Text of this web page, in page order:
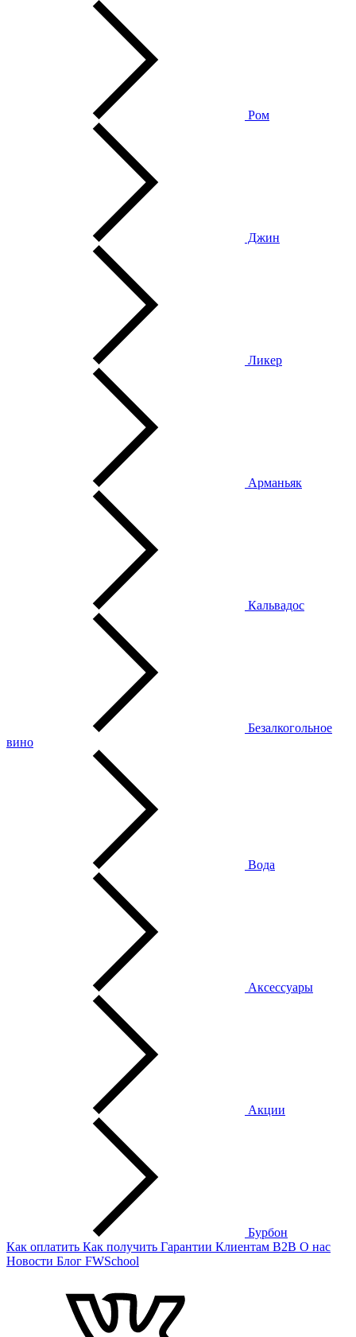
Ром
Джин
Ликер
Арманьяк
Кальвадос
Безалкогольное
вино
Вода
Аксессуары
Акции
Бурбон
Как оплатить Как получить Гарантии Клиентам B2B О нас
Новости Блог FWSchool